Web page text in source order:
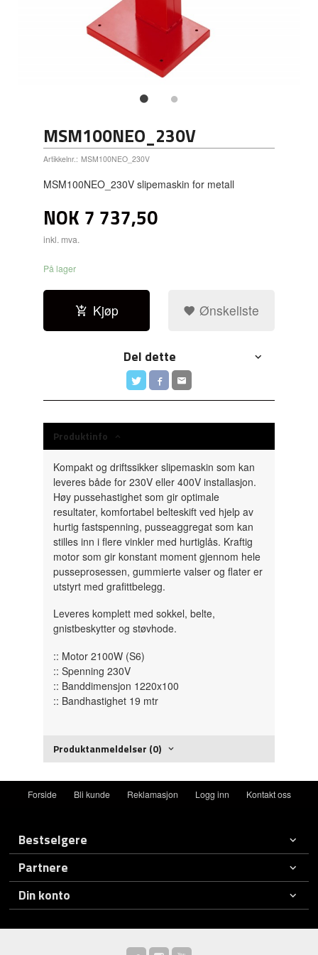
MSM100NEO_230V
Artikkelnr.: MSM100NEO_230V
MSM100NEO_230V slipemaskin for metall
NOK 7 737,50
inkl. mva.
På lager
Kjøp Ønskeliste
Del dette
Produktinfo
Kompakt og driftssikker slipemaskin som kan
leveres både for 230V eller 400V installasjon.
Høy pussehastighet som gir optimale
resultater, komfortabel belteskift ved hjelp av
hurtig fastspenning, pusseaggregat som kan
stilles inn i flere vinkler med hurtiglås. Kraftig
motor som gir konstant moment gjennom hele
pusseprosessen, gummierte valser og flater er
utstyrt med grafittbelegg.
Leveres komplett med sokkel, belte,
gnistbeskytter og støvhode.
:: Motor 2100W (S6)
:: Spenning 230V
:: Banddimensjon 1220x100
:: Bandhastighet 19 mtr
Produktanmeldelser (0)
Forside Bli kunde Reklamasjon Logg inn Kontakt oss
Bestselgere
Partnere
Din konto